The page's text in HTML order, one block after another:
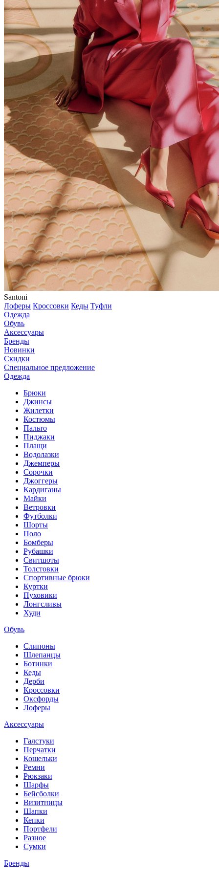
Santoni
Лоферы Кроссовки Кеды Туфли
Одежда
Обувь
Аксессуары
Бренды
Новинки
Скидки
Специальное предложение
Одежда
Брюки
Джинсы
Жилетки
Костюмы
Пальто
Пиджаки
Плащи
Водолазки
Джемперы
Сорочки
Джоггеры
Кардиганы
Майки
Ветровки
Футболки
Шорты
Поло
Бомберы
Рубашки
Свитшоты
Толстовки
Спортивные брюки
Куртки
Пуховики
Лонгсливы
Худи
Обувь
Слипоны
Шлепанцы
Ботинки
Кеды
Дерби
Кроссовки
Оксфорды
Лоферы
Аксессуары
Галстуки
Перчатки
Кошельки
Ремни
Рюкзаки
Шарфы
Бейсболки
Визитницы
Шапки
Кепки
Портфели
Разное
Сумки
Бренды